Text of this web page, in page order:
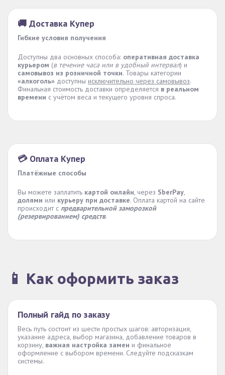
🚚 Доставка Купер
Гибкие условия получения
Доступны два основных способа: оперативная доставка
курьером (в течение часа или в удобный интервал) и
самовывоз из розничной точки. Товары категории
«алкоголь» доступны исключительно через самовывоз.
Финальная стоимость доставки определяется в реальном
времени с учётом веса и текущего уровня спроса.
💳 Оплата Купер
Платёжные способы
Вы можете заплатить картой онлайн, через SberPay,
долями или курьеру при доставке. Оплата картой на сайте
происходит с предварительной заморозкой
(резервированием) средств.
📱 Как оформить заказ
Полный гайд по заказу
Весь путь состоит из шести простых шагов: авторизация,
указание адреса, выбор магазина, добавление товаров в
корзину, важная настройка замен и финальное
оформление с выбором времени. Следуйте подсказкам
системы.